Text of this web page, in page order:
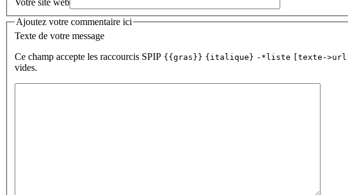
Ajoutez votre commentaire ici
Texte de votre message
Ce champ accepte les raccourcis SPIP {{gras}} {italique} -*liste [texte->url]
vides.